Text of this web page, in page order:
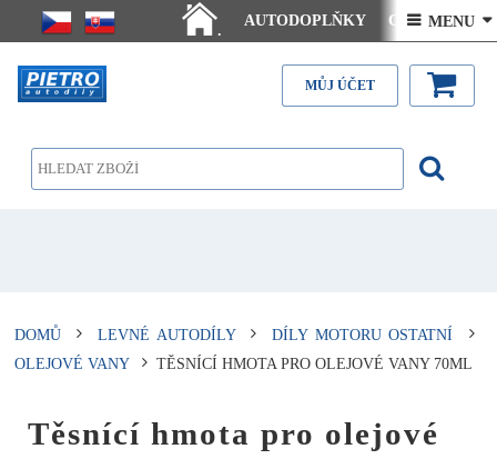
.
AUTODOPLŇKY Ceny doručení
Články - návody Kontakt
 MENU 
MŮJ ÚČET
DOMŮ LEVNÉ AUTODÍLY
DÍLY MOTORU OSTATNÍ
OLEJOVÉ VANY
TĚSNÍCÍ HMOTA PRO OLEJOVÉ VANY 70ML
Těsnící hmota pro olejové